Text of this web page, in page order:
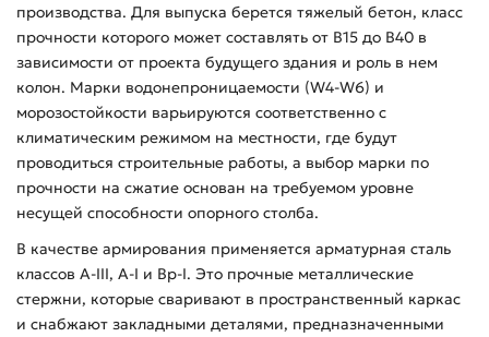
производства. Для выпуска берется тяжелый бетон, класс
прочности которого может составлять от В15 до В40 в
зависимости от проекта будущего здания и роль в нем
колон. Марки водонепроницаемости (W4-W6) и
морозостойкости варьируются соответственно с
климатическим режимом на местности, где будут
проводиться строительные работы, а выбор марки по
прочности на сжатие основан на требуемом уровне
несущей способности опорного столба.
В качестве армирования применяется арматурная сталь
классов А-ІІІ, А-І и Вр-І. Это прочные металлические
стержни, которые сваривают в пространственный каркас
и снабжают закладными деталями, предназначенными